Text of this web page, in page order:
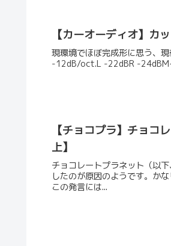
【カーオーディオ】カ
現環境でほぼ完成形に思う、
-12dB/oct.L -22dBR -
【チョコプラ】チョコ
上】
チョコレートプラネット（以
したのが原因のようです。か
この発言には...